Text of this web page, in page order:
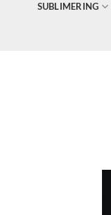
SUBLIMERING